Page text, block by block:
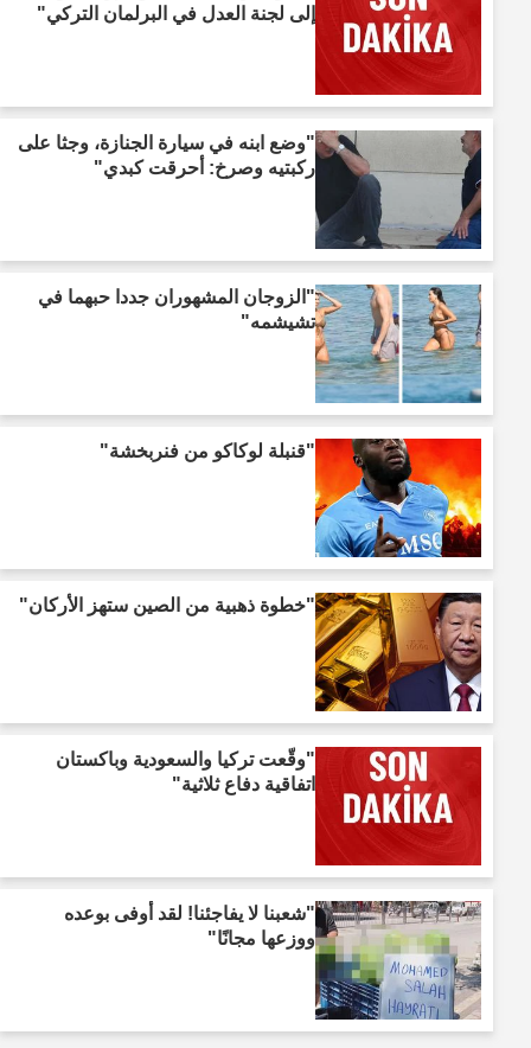
إلى لجنة العدل في البرلمان التركي"
"وضع ابنه في سيارة الجنازة، وجثا على
ركبتيه وصرخ: أحرقت كبدي"
"الزوجان المشهوران جددا حبهما في
تشيشمه"
"قنبلة لوكاكو من فنربخشة"
"خطوة ذهبية من الصين ستهز الأركان"
"وقّعت تركيا والسعودية وباكستان
اتفاقية دفاع ثلاثية"
"شعبنا لا يفاجئنا! لقد أوفى بوعده
ووزعها مجانًا"